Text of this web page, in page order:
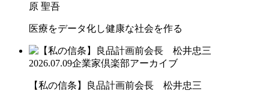
原 聖吾
医療をデータ化し健康な社会を作る
2026.07.09企業家倶楽部アーカイブ
【私の信条】良品計画前会長 松井忠三